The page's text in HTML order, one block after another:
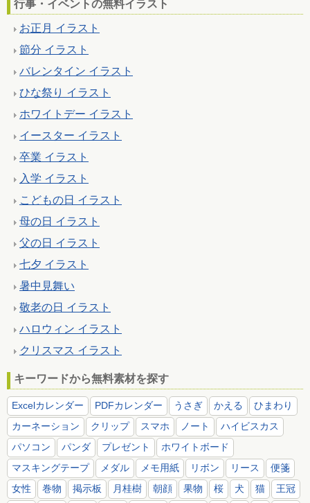
行事・イベントの無料イラスト
お正月 イラスト
節分 イラスト
バレンタイン イラスト
ひな祭り イラスト
ホワイトデー イラスト
イースター イラスト
卒業 イラスト
入学 イラスト
こどもの日 イラスト
母の日 イラスト
父の日 イラスト
七夕 イラスト
暑中見舞い
敬老の日 イラスト
ハロウィン イラスト
クリスマス イラスト
キーワードから無料素材を探す
Excelカレンダー PDFカレンダー うさぎ かえる
ひまわり
カーネーション
クリップ スマホ ノート
ハイビスカス
パソコン
パンダ プレゼント
ホワイトボード
マスキングテープ
メダル メモ用紙 リボン リース
便箋
女性
巻物 掲示板 月桂樹 朝顔 果物 桜 犬 猫 王冠